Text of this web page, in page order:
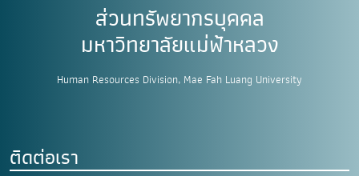
ส่วนทรัพยากรบุคคล
มหาวิทยาลัยแม่ฟ้าหลวง
Human Resources Division, Mae Fah Luang University
ติดต่อเรา